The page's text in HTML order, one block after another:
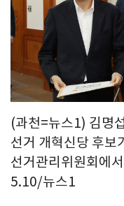
(과천=뉴스1) 김명
선거 개혁신당 후보
선거관리위원회에
5.10/뉴스1